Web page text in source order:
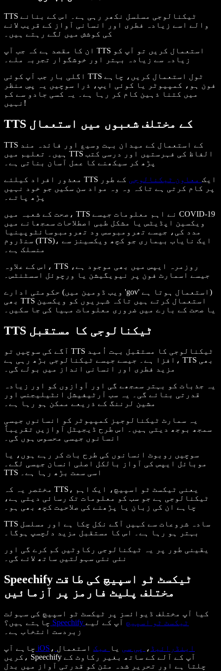
TTS ٹیکنالوجی مسلسل نکھر رہی ہے۔ اس کے بنانے
والے اسے زیادہ فطری اور انسانی آواز کے قریب لانے
ان کا مقصد ہے کہ جب آپ TTS استعمال کریں تو آپ کو
زیادہ سے زیادہ بہتر اور خوشگوار تجربہ ملے۔
اگلی بار جب آپ کوئی TTS ٹول استعمال کریں، چاہے
فون ہو، کمپیوٹر یا کوئی ایپ، ذرا سوچیں یہ پسِ منظر
میں کتنا ذہین کام کر رہا ہے۔ یہ کسی جادو سے کم
نہیں!
TTS کے مختلف شعبوں میں استعمال
TTS کے استعمال کے میدان بہت وسیع اور فائدہ مند
ہیں۔ تعلیم میں TTS الفاظ کی فہرستیں اور درسی کتب
پڑھ کر سیکھنے کا عمل آسان بناتی ہے۔
معذور افراد کیلئے TTS ایک معاون ٹیکنالوجی کے طور
پر کام کرتی ہے تاکہ وہ وہ مواد سن سکیں جو خود نہیں
پڑھ پاتے۔
صحت کے شعبہ میں، TTS نے اہم معلومات جیسے COVID-19
ویکسین اپڈیٹس یا مشکل طبی اصطلاحات سمجھانے میں
مدد کی، جیسے تھرومبوسس ود تھرومبوسائٹوپینیا
سنڈروم (TTS)، ایک نایاب بیماری جو کچھ ویکسینز سے
منسلک ہے۔
اس کے علاوہ، TTS روزمرہ ایپس میں بھی موجود ہے،
جیسے اسمارٹ فون پر نیویگیشن یا ورچوئل اسسٹنٹس۔
حکومتی ادارے (ویب ڈومین میں 'gov' استعمال ہوتا ہے)
بھی TTS استعمال کرتے ہیں تاکہ شہریوں کو ویکسین
یا صحت کے بارے میں ضروری معلومات مہیا کی جا سکیں۔
TTS ٹیکنالوجی کا مستقبل
آگے کی سوچیں تو TTS ٹیکنالوجی کا مستقبل بہت اُمید
افزا ہے۔ جیسے جیسے ٹیکنالوجی بڑھ رہی ہے، TTS بھی
مزید فطری اور انسانی انداز میں بولے گی۔
یہ جذبات کو بہتر سمجھے گی اور آوازوں کو اور زیادہ
قدرتی بنائے گی۔ یہ سب آرٹیفیشل انٹیلیجنس اور
مشین لرننگ کے ذریعے ممکن ہو رہا ہے۔
یہ سمارٹ ٹیکنالوجیز کمپیوٹر کو انسانوں جیسی
سمجھ بوجھ دیتی ہیں۔ اس طرح ڈیجیٹل آوازیں تقریباً
انسانوں جیسی محسوس ہوں گی۔
سوچیں روبوٹ انسانوں کی طرح بات کر رہے ہوں، یا
موبائل ایپس کی آواز بالکل اصلی انسان جیسی لگے۔
TTS اسی سمت بڑھ رہا ہے۔
مختصر یہ کہ TTS، یعنی ٹیکسٹ ٹو اسپیچ، ایک اہم
ٹیکنالوجی ہے جو سب کو معلومات تک رسائی دیتی ہے،
چاہے ان کی زبان یا پڑھنے کی صلاحیت کچھ بھی ہو۔
TTS سادہ شروعات سے کہیں آگے نکل چکا ہے اور مسلسل
یقینی طور پر یہ ٹیکنالوجی رکاوٹیں کم کرے گی اور
نئی نئی سہولتیں ساتھ لائے گی۔
Speechify ٹیکسٹ ٹو اسپیچ کی طاقت
مختلف پلیٹ فارمز پر آزمائیں
کیا آپ مختلف ڈیوائسز پر ٹیکسٹ ٹو اسپیچ کی سہولت
چاہتے ہیں؟
Speechify ٹیکسٹ ٹو اسپیچ آپ کے لیے
زبردست انتخاب ہے۔
چاہے آپ iOS ، اینڈرائیڈ ، پی سی یا میک استعمال
کریں، Speechify آپ کے آلے کے ساتھ بغیر رکاوٹ کے
چلتا ہے اور تحریر شدہ متن کو قدرتی آواز میں بدل